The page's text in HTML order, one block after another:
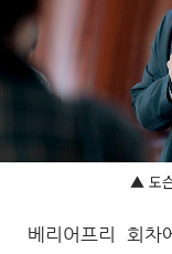
▲ 도
베리어프리 회차